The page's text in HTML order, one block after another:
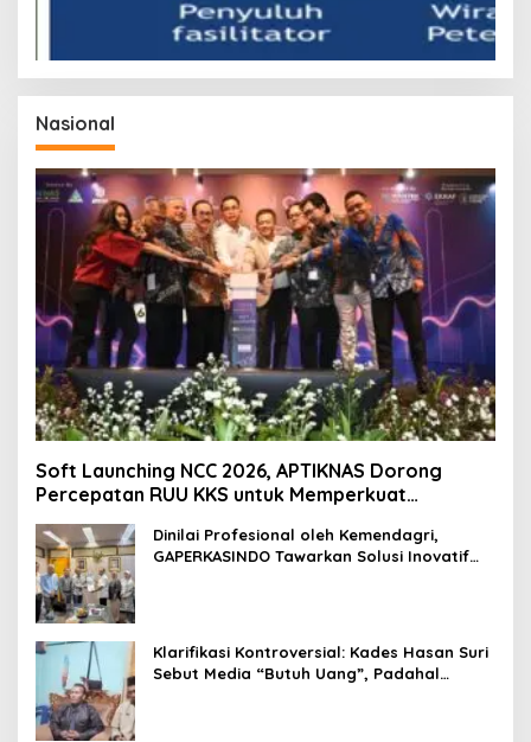
Nasional
Soft Launching NCC 2026, APTIKNAS Dorong
Percepatan RUU KKS untuk Memperkuat
Dinilai Profesional oleh Kemendagri,
GAPERKASINDO Tawarkan Solusi Inovatif
Klarifikasi Kontroversial: Kades Hasan Suri
Sebut Media “Butuh Uang”, Padahal